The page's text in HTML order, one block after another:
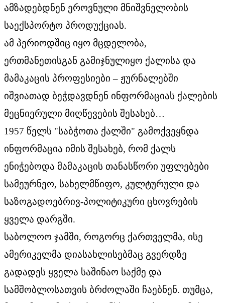
ამზადებდნენ ეროვნული მნიშვნელობის
საექსპორტო პროდუქციას.
ამ პერიოდშიც იყო მცდელობა,
ერთმანეთისგან გამიჯნულიყო ქალისა და
მამაკაცის პროფესიები – ჟურნალებში
იშვიათად ბეჭდავდნენ ინფორმაციას ქალების
მეცნიერული მიღწევების შესახებ…
1957 წელს "საბჭოთა ქალში" გამოქვეყნდა
ინფორმაცია იმის შესახებ, რომ ქალს
ენიჭებოდა მამაკაცის თანასწორი უფლებები
სამეურნეო, სახელმწიფო, კულტურული და
საზოგადოებრივ-პოლიტიკური ცხოვრების
ყველა დარგში.
საბოლოო ჯამში, როგორც ქართველმა, ისე
ამერიკელმა დიასახლისებმაც გვერდზე
გადადეს ყველა საშინაო საქმე და
სამშობლოსათვის ბრძოლაში ჩაებნენ. თუმცა,